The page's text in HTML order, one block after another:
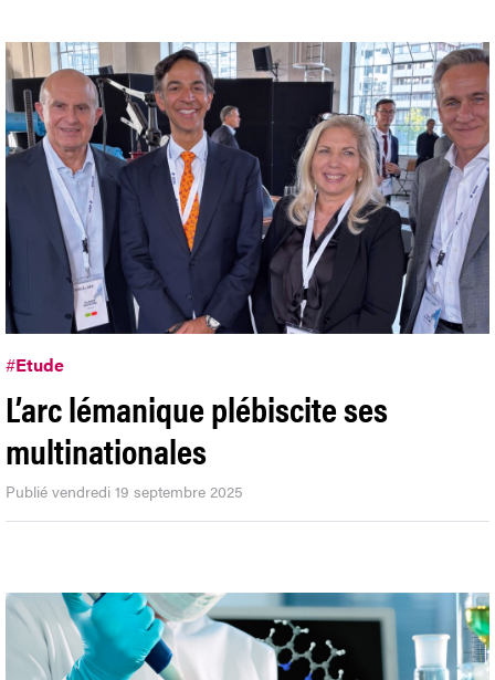
#Etude
L’arc lémanique plébiscite ses
multinationales
Publié vendredi 19 septembre 2025